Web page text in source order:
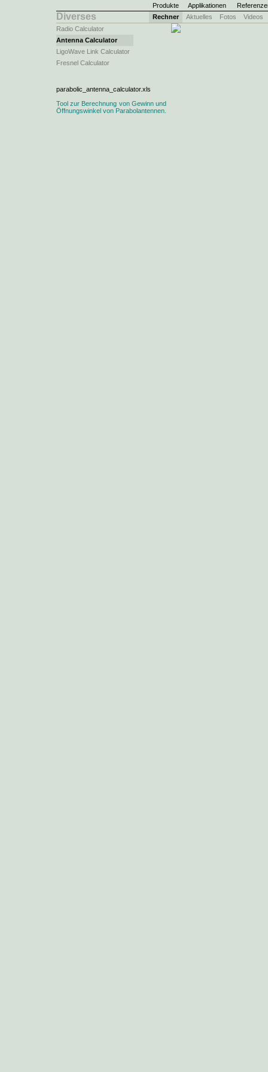
Produkte Applikationen
Diverses Rechner Aktuelles Fotos
Videos
Radio Calculator
Antenna Calculator
LigoWave Link Calculator
Fresnel Calculator
parabolic_antenna_calculator.xls
Tool zur Berechnung von Gewinn und
Öffnungs­winkel von Para­bol­anten­nen.